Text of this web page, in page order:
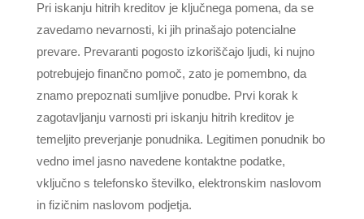
Pri iskanju hitrih kreditov je ključnega pomena, da se
zavedamo nevarnosti, ki jih prinašajo potencialne
prevare. Prevaranti pogosto izkoriščajo ljudi, ki nujno
potrebujejo finančno pomoč, zato je pomembno, da
znamo prepoznati sumljive ponudbe. Prvi korak k
zagotavljanju varnosti pri iskanju hitrih kreditov je
temeljito preverjanje ponudnika. Legitimen ponudnik bo
vedno imel jasno navedene kontaktne podatke,
vključno s telefonsko številko, elektronskim naslovom
in fizičnim naslovom podjetja.